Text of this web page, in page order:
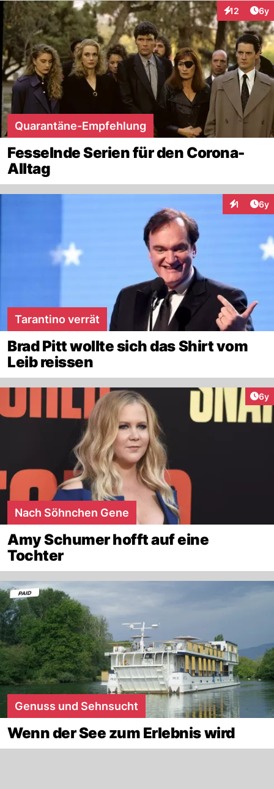
12 6y
Quarantäne-Empfehlung
Fesselnde Serien für den Corona-
Alltag
1 6y
Tarantino verrät
Brad Pitt wollte sich das Shirt vom
Leib reissen
6y
Nach Söhnchen Gene
Amy Schumer hofft auf eine
Tochter
Genuss und Sehnsucht
Wenn der See zum Erlebnis wird